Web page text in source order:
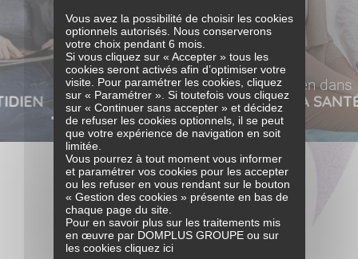
Bien dans
MA SANTÉ
Ensemble
BIEN VIEILLIR
Nos marques et nos offres
DHOMPLUS
BAZILE
Nos clients et partenaires
Articles et vidéos
Témoignages
Communiqués de presse
Nos événements
NOUS REJOINDRE
CONTACT
01 44 23 05 05
Bien dans
MON ACTIVITÉ
Bien dans
MA
En proposant des
Vous avez la possibilité de choisir les cookies
optionnels autorisés. Nous conserverons
votre choix pendant 6 mois.
Si vous cliquez sur « Accepter » tous les
cookies seront activés afin d’optimiser votre
visite. Pour paramétrer les cookies, cliquez
sur « Paramétrer ». Si toutefois vous cliquez
sur « Continuer sans accepter » et décidez
de refuser les cookies optionnels, il se peut
que votre expérience de navigation en soit
limitée.
Vous pourrez à tout moment vous informer
et paramétrer vos cookies pour les accepter
ou les refuser en vous rendant sur le bouton
« Gestion des cookies » présente en bas de
chaque page du site.
Pour en savoir plus sur les traitements mis
en œuvre par DOMPLUS GROUPE ou sur
les cookies cliquez ici